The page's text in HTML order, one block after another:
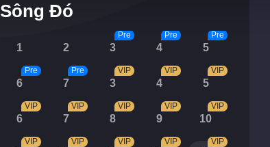
Sông Đó
1 2 3
Pre
4
Pre
5
Pre
6
Pre
7
Pre
3
VIP
4
VIP
5
VIP
6
VIP
7
VIP
8
VIP
9
VIP
10
VIP
VIP VIP VIP VIP VIP